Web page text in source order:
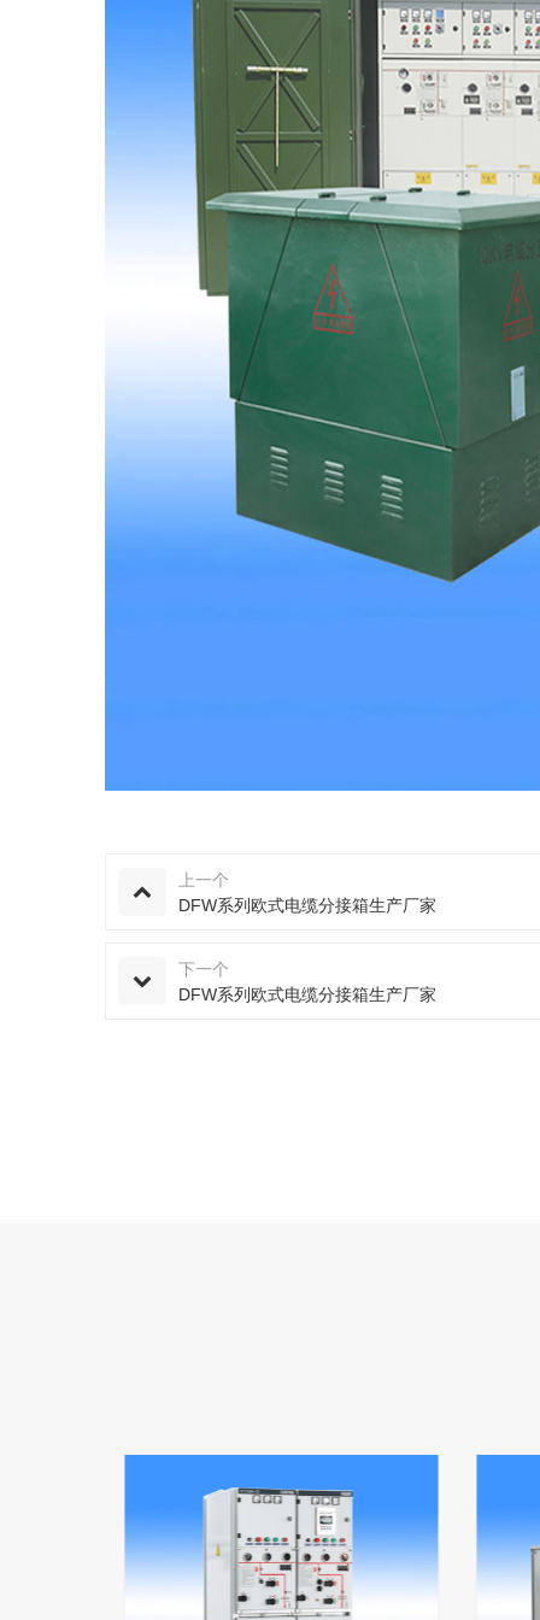
上一个
DFW系列欧式电缆分接箱生产厂家
下一个
DFW系列欧式电缆分接箱生产厂家